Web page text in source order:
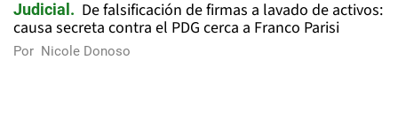
Judicial
De falsificación de firmas a lavado de activos:
causa secreta contra el PDG cerca a Franco Parisi
Por Nicole Donoso